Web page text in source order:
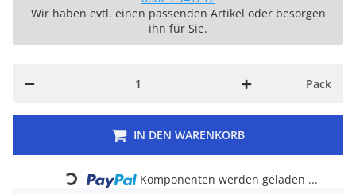
Wir haben evtl. einen passenden Artikel oder besorgen
ihn für Sie.
Pack
IN DEN WARENKORB
Loading...
Komponenten werden geladen ...